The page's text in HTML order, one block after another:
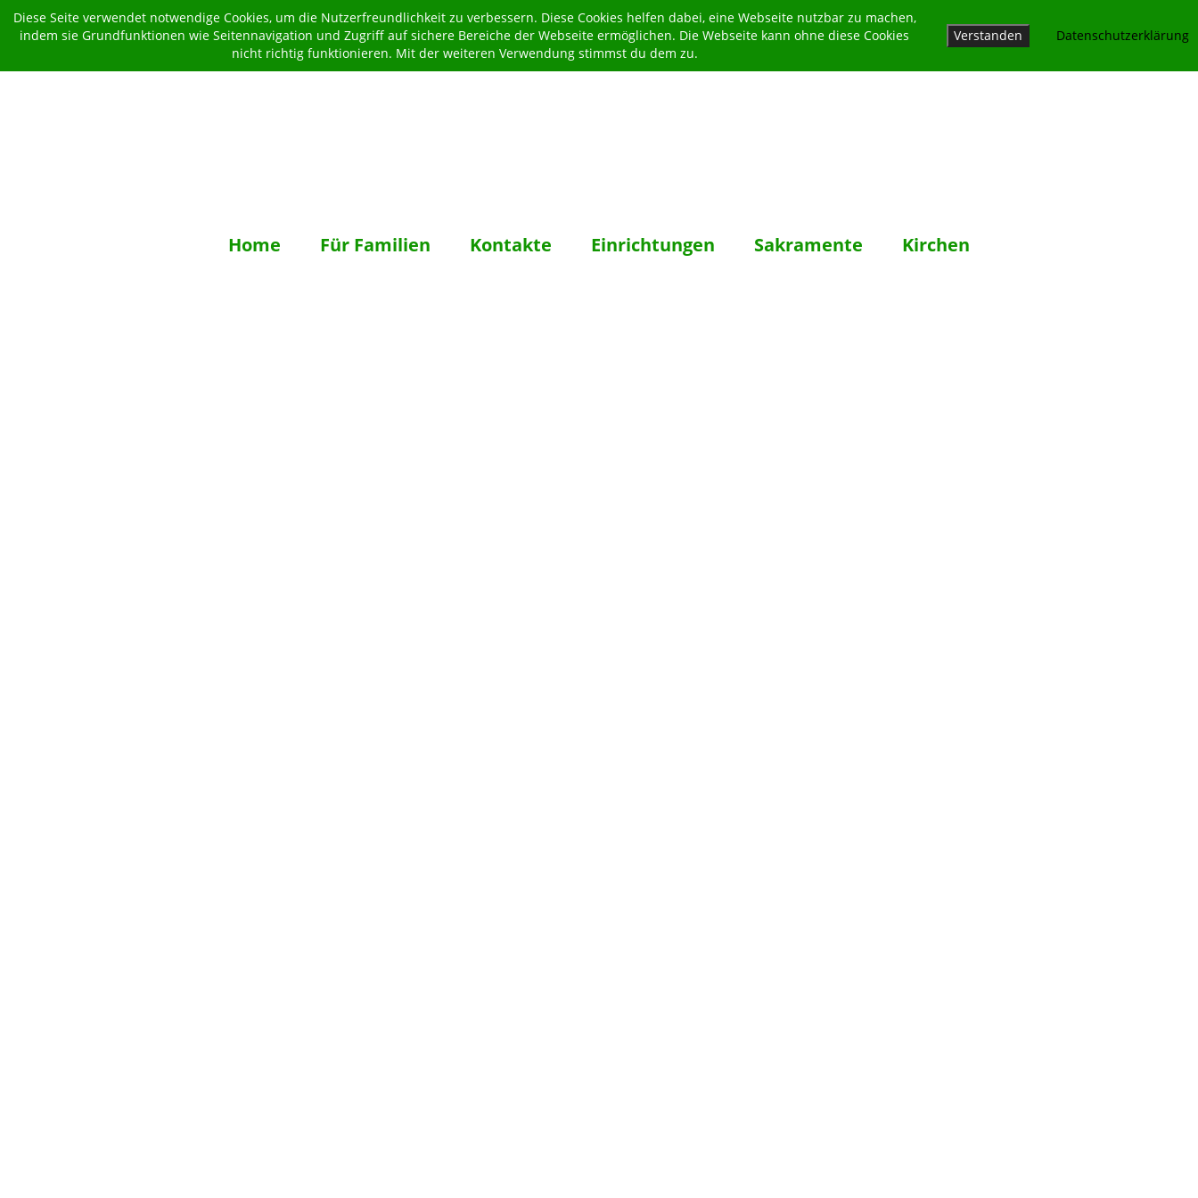
Home Für Familien Kontakte Einrichtungen Sakramente Kirchen
Diese Seite verwendet notwendige Cookies, um die Nutzerfreundlichkeit zu verbessern. Diese Cookies helfen dabei, eine Webseite nutzbar zu machen,
indem sie Grundfunktionen wie Seitennavigation und Zugriff auf sichere Bereiche der Webseite ermöglichen. Die Webseite kann ohne diese Cookies
nicht richtig funktionieren. Mit der weiteren Verwendung stimmst du dem zu.
Verstanden Datenschutzerklärung